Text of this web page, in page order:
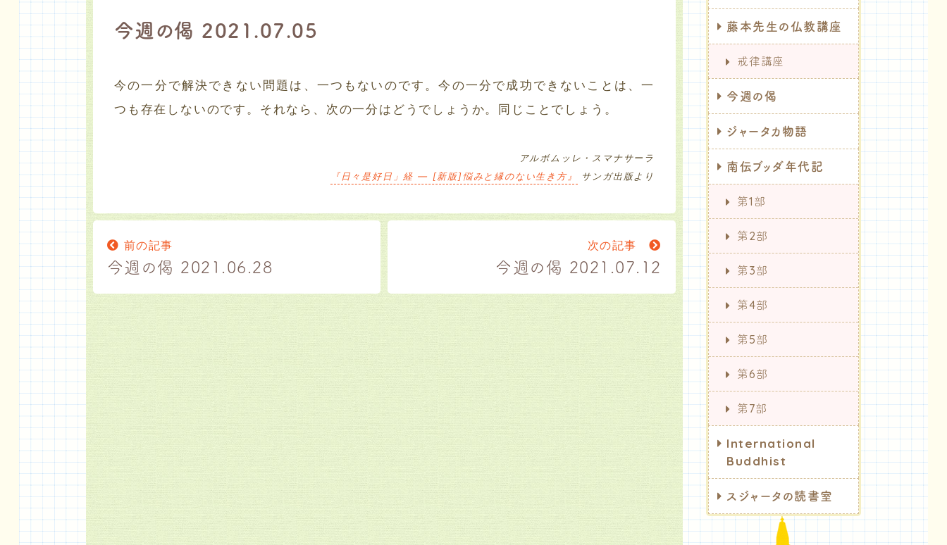
今週の偈 2021.07.05
今の一分で解決できない問題は、一つもないのです。今の一分で成功できないことは、一
つも存在しないのです。それなら、次の一分はどうでしょうか。同じことでしょう。
アルボムッレ・スマナサーラ
『日々是好日」経 ― [新版]悩みと縁のない生き方』
サンガ出版より
前の記事
今週の偈 2021.06.28
次の記事
今週の偈 2021.07.12
藤本先生の仏教講座
戒律講座
今週の偈
ジャータカ物語
南伝ブッダ年代記
第1部
第2部
第3部
第4部
第5部
第6部
第7部
International
Buddhist
スジャータの読書室